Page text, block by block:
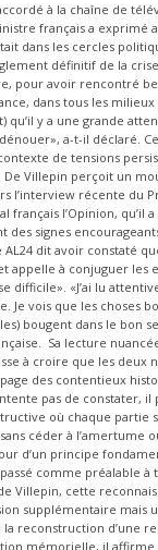
à la chaîne de
français a exprimé
dans les cercles
définitif de la
pour avoir rencontré
dans tous les
qu’il y a une grande
a-t-il déclaré.
de tensions
De Villepin perçoit un
l’interview récente du
français l’Opinion, qu’il
des signes
AL24 dit avoir constaté
appelle à conjuguer les
difficile». «J’ai lu
Je vois que les choses
bougent dans le bon
Sa lecture
à croire que les deux
des contentieux
pas de constater, il
où chaque partie
céder à l’amertume
d’un principe
comme préalable
Villepin, cette
supplémentaire mais
reconstruction d’une
mémorielle, il affirme